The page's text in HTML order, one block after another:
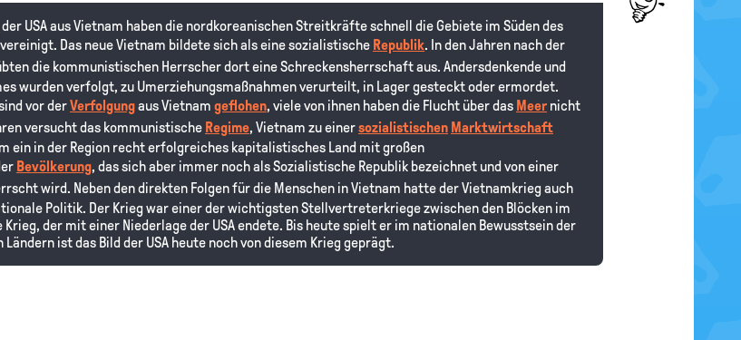
der USA aus Vietnam haben die nordkoreanischen Streitkräfte schnell die Gebiete im Süden des
Das neue Vietnam bildete sich als eine sozialistische Republik. In den Jahren nach der
die kommunistischen Herrscher dort eine Schreckensherrschaft aus. Andersdenkende und
wurden verfolgt, zu Umerziehungsmaßnahmen verurteilt, in Lager gesteckt oder ermordet.
vor derVerfolgungaus Vietnam geflohen, viele von ihnen haben die Flucht über das Meer nicht
versucht das kommunistische Regime, Vietnam zu einersozialistischen Marktwirtschaft
ein in der Region recht erfolgreiches kapitalistisches Land mit großen
Bevölkerung, das sich aber immer noch als Sozialistische Republik bezeichnet und von einer
wird. Neben den direkten Folgen für die Menschen in Vietnam hatte der Vietnamkrieg auch
Politik. Der Krieg war einer der wichtigsten Stellvertreterkriege zwischen den Blöcken im
Krieg, der mit einer Niederlage der USA endete. Bis heute spielt er im nationalen Bewusstsein der
Ländern ist das Bild der USA heute noch von diesem Krieg geprägt.